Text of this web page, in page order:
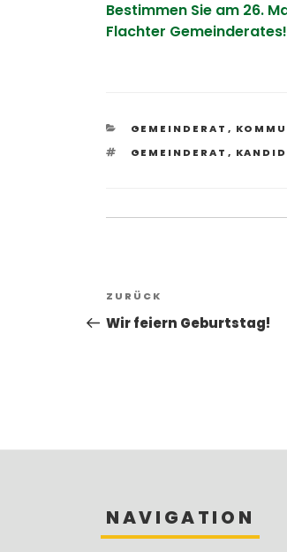
Bestimmen Sie am 26.
Flachter Gemeinderates!
KATEGORIEN
GEMEINDERAT ,
SCHLAGWÖRTER
GEMEINDERAT ,
Vorheriger
Beitrag
ZURÜCK
Wir feiern Geburtstag!
NAVIGATION